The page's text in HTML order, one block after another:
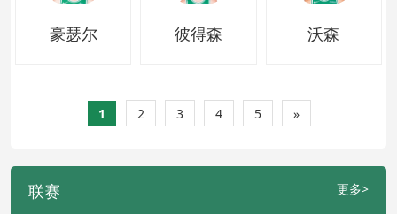
豪瑟尔 彼得森 沃森
1 2 3 4 5 »
联赛 更多>